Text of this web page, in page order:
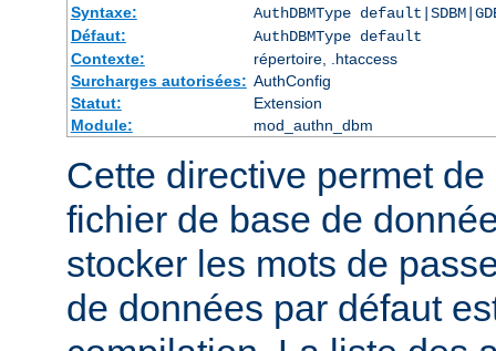
Syntaxe:
AuthDBMType
Défaut:
AuthDBMType default
Contexte:
répertoire, .htaccess
Surcharges autorisées: AuthConfig
Statut:
Extension
Module:
mod_authn_dbm
Cette directive permet
fichier de base de
stocker les mots de
de données par défaut